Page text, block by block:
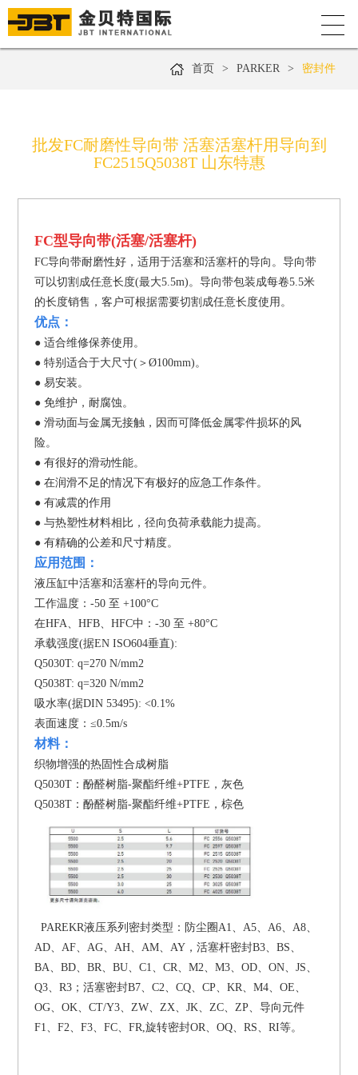
首页 > PARKER > 密封件
批发FC耐磨性导向带 活塞活塞杆用导向到
FC2515Q5038T 山东特惠
FC型导向带(活塞/活塞杆)
FC导向带耐磨性好，适用于活塞和活塞杆的导向。导向带
可以切割成任意长度(最大5.5m)。导向带包装成每卷5.5米
的长度销售，客户可根据需要切割成任意长度使用。
优点：
● 适合维修保养使用。
● 特别适合于大尺寸(＞Ø100mm)。
● 易安装。
● 免维护，耐腐蚀。
● 滑动面与金属无接触，因而可降低金属零件损坏的风
险。
● 有很好的滑动性能。
● 在润滑不足的情况下有极好的应急工作条件。
● 有减震的作用
● 与热塑性材料相比，径向负荷承载能力提高。
● 有精确的公差和尺寸精度。
应用范围：
液压缸中活塞和活塞杆的导向元件。
工作温度：-50 至 +100°C
在HFA、HFB、HFC中：-30 至 +80°C
承载强度(据EN ISO604垂直):
Q5030T: q=270 N/mm2
Q5038T: q=320 N/mm2
吸水率(据DIN 53495): <0.1%
表面速度：≤0.5m/s
材料：
织物增强的热固性合成树脂
Q5030T：酚醛树脂-聚酯纤维+PTFE，灰色
Q5038T：酚醛树脂-聚酯纤维+PTFE，棕色
PAREKR液压系列密封类型：防尘圈A1、A5、A6、A8、
AD、AF、AG、AH、AM、AY，活塞杆密封B3、BS、
BA、BD、BR、BU、C1、CR、M2、M3、OD、ON、JS、
Q3、R3；活塞密封B7、C2、CQ、CP、KR、M4、OE、
OG、OK、CT/Y3、ZW、ZX、JK、ZC、ZP、导向元件
F1、F2、F3、FC、FR,旋转密封OR、OQ、RS、RI等。